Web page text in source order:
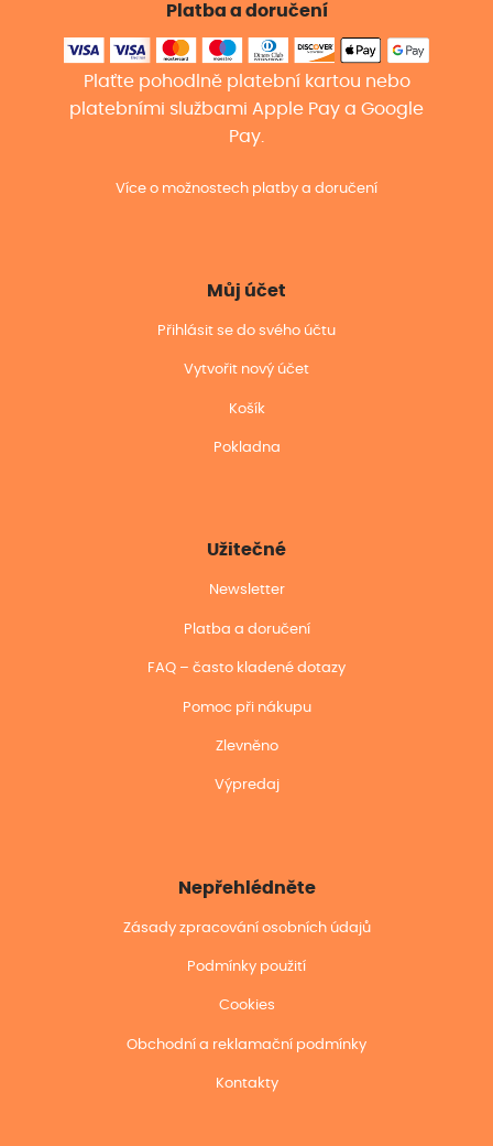
Platba a doručení
Plaťte pohodlně platební kartou nebo
platebními službami Apple Pay a Google
Pay.
Více o možnostech platby a doručení
Můj účet
Přihlásit se do svého účtu
Vytvořit nový účet
Košík
Pokladna
Užitečné
Newsletter
Platba a doručení
FAQ – často kladené dotazy
Pomoc při nákupu
Zlevněno
Výpredaj
Nepřehlédněte
Zásady zpracování osobních údajů
Podmínky použití
Cookies
Obchodní a reklamační podmínky
Kontakty